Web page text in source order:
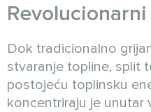
Dok tradicionalno
stvaranje topline, split
postojeću toplinsku
koncentriraju je unutar